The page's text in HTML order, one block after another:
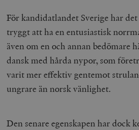
För kandidatlandet Sverige har
tryggt att ha en entusiastisk
även om en och annan bedömare
dansk med hårda nypor, som
varit mer effektiv gentemot
ungrare än norsk vänlighet.
Den senare egenskapen har dock